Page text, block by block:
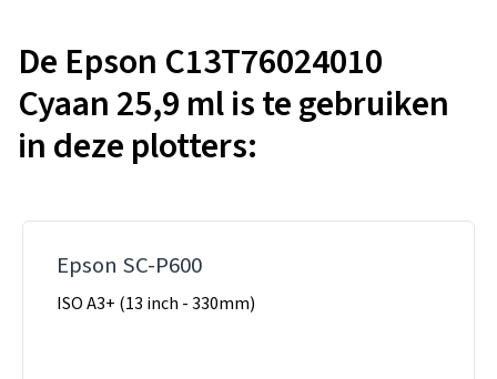
De Epson C13T76024010
Cyaan 25,9 ml is te gebruiken
in deze plotters:
Epson SC-P600
ISO A3+ (13 inch - 330mm)